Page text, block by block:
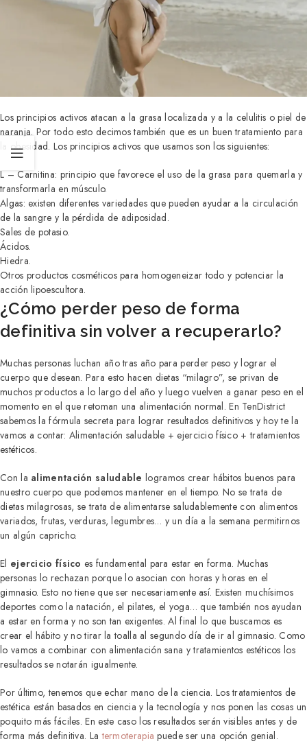
Los principios activos atacan a la grasa localizada y a la celulitis o piel de
naranja. Por todo esto decimos también que es un buen tratamiento para
la obesidad. Los principios activos que usamos son los siguientes:
L – Carnitina: principio que favorece el uso de la grasa para quemarla y
transformarla en músculo.
Algas: existen diferentes variedades que pueden ayudar a la circulación
de la sangre y la pérdida de adiposidad.
Sales de potasio.
Ácidos.
Hiedra.
Otros productos cosméticos para homogeneizar todo y potenciar la
acción lipoescultora.
¿Cómo perder peso de forma
definitiva sin volver a recuperarlo?
Muchas personas luchan año tras año para perder peso y lograr el
cuerpo que desean. Para esto hacen dietas “milagro”, se privan de
muchos productos a lo largo del año y luego vuelven a ganar peso en el
momento en el que retoman una alimentación normal. En TenDistrict
sabemos la fórmula secreta para lograr resultados definitivos y hoy te la
vamos a contar: Alimentación saludable + ejercicio físico + tratamientos
estéticos.
Con la alimentación saludable logramos crear hábitos buenos para
nuestro cuerpo que podemos mantener en el tiempo. No se trata de
dietas milagrosas, se trata de alimentarse saludablemente con alimentos
variados, frutas, verduras, legumbres… y un día a la semana permitirnos
un algún capricho.
El ejercicio físico es fundamental para estar en forma. Muchas
personas lo rechazan porque lo asocian con horas y horas en el
gimnasio. Esto no tiene que ser necesariamente así. Existen muchísimos
deportes como la natación, el pilates, el yoga… que también nos ayudan
a estar en forma y no son tan exigentes. Al final lo que buscamos es
crear el hábito y no tirar la toalla al segundo día de ir al gimnasio. Como
lo vamos a combinar con alimentación sana y tratamientos estéticos los
resultados se notarán igualmente.
Por último, tenemos que echar mano de la ciencia. Los tratamientos de
estética están basados en ciencia y la tecnología y nos ponen las cosas un
poquito más fáciles. En este caso los resultados serán visibles antes y de
forma más definitiva. Latermoterapia puede ser una opción genial.